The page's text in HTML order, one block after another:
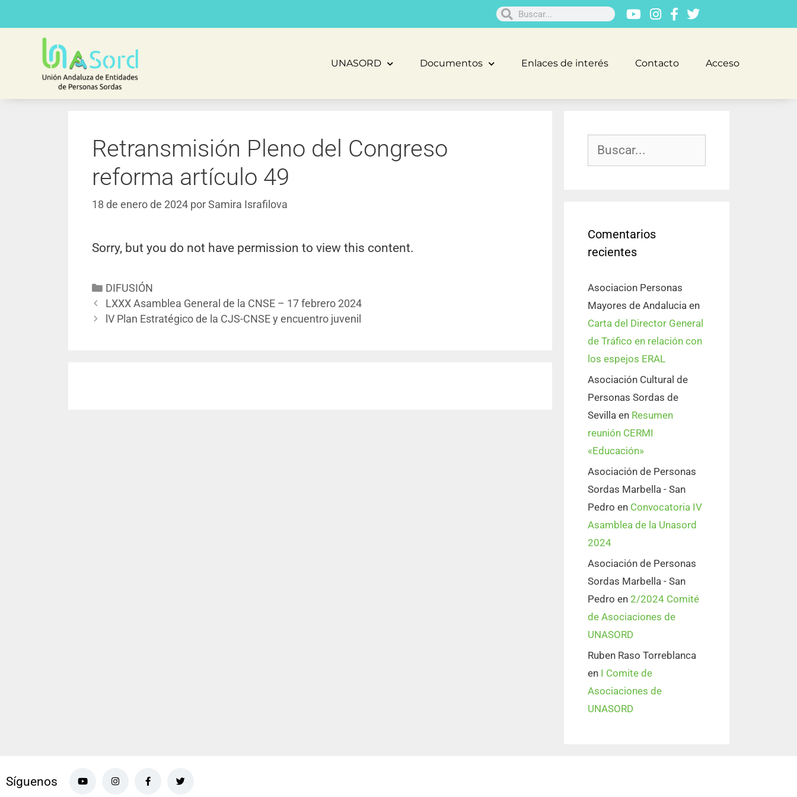
UNASORD Documentos Enlaces de interés Contacto Acceso
Retransmisión Pleno del Congreso
reforma artículo 49
18 de enero de 2024 porSamira Israfilova
Sorry, but you do not have permission to view this content.
DIFUSIÓN
LXXX Asamblea General de la CNSE – 17 febrero 2024
lV Plan Estratégico de la CJS-CNSE y encuentro juvenil
Comentarios
recientes
Asociacion Personas
Mayores de Andaluciaen
Carta del Director General
de Tráfico en relación con
los espejos ERAL
Asociación Cultural de
Personas Sordas de
Sevillaen Resumen
reunión CERMI
«Educación»
Asociación de Personas
Sordas Marbella - San
Pedro en Convocatoria IV
Asamblea de la Unasord
2024
Asociación de Personas
Sordas Marbella - San
Pedro en 2/2024 Comité
de Asociaciones de
UNASORD
Ruben Raso Torreblanca
en I Comite de
Asociaciones de
UNASORD
Síguenos